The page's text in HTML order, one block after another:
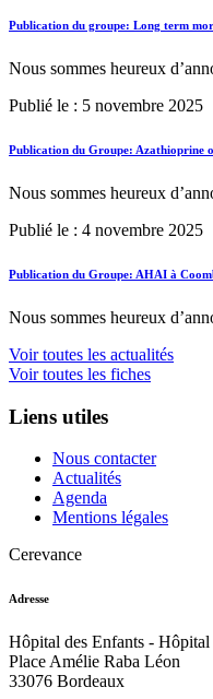
Publication du groupe: Long term
Nous sommes heureux
Publié le : 5 novembre 2025
Publication du Groupe: Azathioprine
Nous sommes heureux
Publié le : 4 novembre 2025
Publication du Groupe: AHAI à
Nous sommes heureux
Voir toutes les actualités
Voir toutes les fiches
Liens utiles
Nous contacter
Actualités
Agenda
Mentions légales
Cerevance
Adresse
Hôpital des Enfants - Hôpital
Place Amélie Raba Léon
33076 Bordeaux